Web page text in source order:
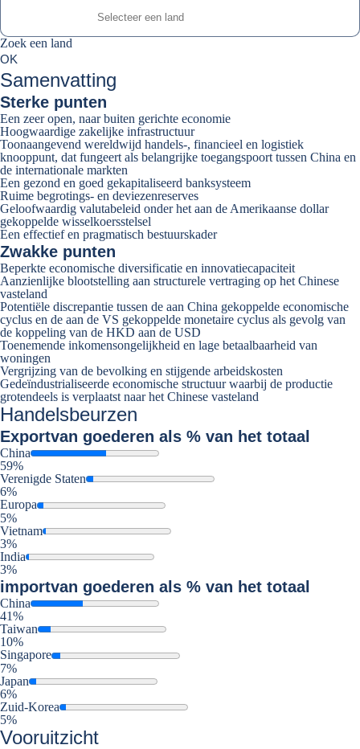
Zoek een land
0suggestions
Zoek een land
OK
Samenvatting
Sterke punten
Een zeer open, naar buiten gerichte economie
Hoogwaardige zakelijke infrastructuur
Toonaangevend wereldwijd handels-, financieel en logistiek
knooppunt, dat fungeert als belangrijke toegangspoort tussen China en
de internationale markten
Een gezond en goed gekapitaliseerd banksysteem
Ruime begrotings- en deviezenreserves
Geloofwaardig valutabeleid onder het aan de Amerikaanse dollar
gekoppelde wisselkoersstelsel
Een effectief en pragmatisch bestuurskader
Zwakke punten
Beperkte economische diversificatie en innovatiecapaciteit
Aanzienlijke blootstelling aan structurele vertraging op het Chinese
vasteland
Potentiële discrepantie tussen de aan China gekoppelde economische
cyclus en de aan de VS gekoppelde monetaire cyclus als gevolg van
de koppeling van de HKD aan de USD
Toenemende inkomensongelijkheid en lage betaalbaarheid van
woningen
Vergrijzing van de bevolking en stijgende arbeidskosten
Gedeïndustrialiseerde economische structuur waarbij de productie
grotendeels is verplaatst naar het Chinese vasteland
Handelsbeurzen
Exportvan goederen als % van het totaal
China
59%
Verenigde Staten
6%
Europa
5%
Vietnam
3%
India
3%
importvan goederen als % van het totaal
China
41%
Taiwan
10%
Singapore
7%
Japan
6%
Zuid-Korea
5%
Vooruitzicht